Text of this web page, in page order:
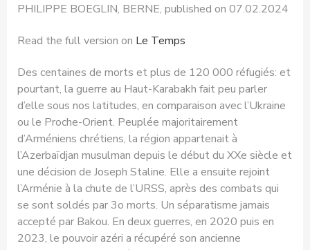
PHILIPPE BOEGLIN, BERNE, published on 07.02.2024
Read the full version on Le Temps
Des centaines de morts et plus de 120 000 réfugiés: et
pourtant, la guerre au Haut-Karabakh fait peu parler
d’elle sous nos latitudes, en comparaison avec l’Ukraine
ou le Proche-Orient. Peuplée majoritairement
d’Arméniens chrétiens, la région appartenait à
l’Azerbaïdjan musulman depuis le début du XXe siècle et
une décision de Joseph Staline. Elle a ensuite rejoint
l’Arménie à la chute de l’URSS, après des combats qui
se sont soldés par 3o morts. Un séparatisme jamais
accepté par Bakou. En deux guerres, en 2020 puis en
2023, le pouvoir azéri a récupéré son ancienne